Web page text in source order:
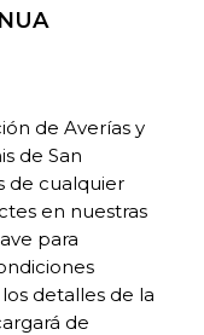
de Averías y
de San
de cualquier
en nuestras
para
detalles de la
de